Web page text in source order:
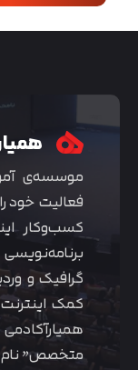
فعالیت خود
کسب‌و‌کار
گرافیک و
کمک
متخصص”